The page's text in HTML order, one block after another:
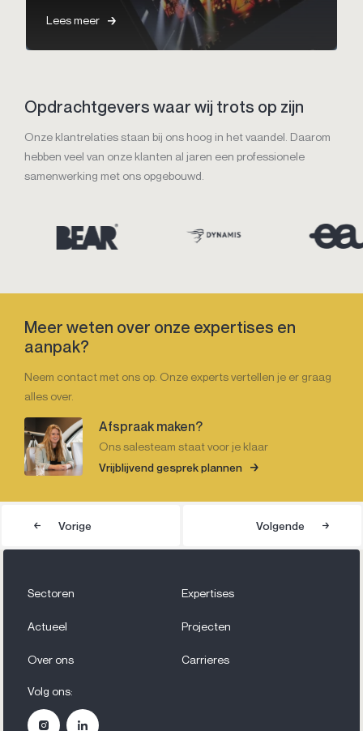
Lees meer
Opdrachtgevers waar wij trots op zijn
Onze klantrelaties staan bij ons hoog in het vaandel. Daarom
hebben veel van onze klanten al jaren een professionele
samenwerking met ons opgebouwd.
Meer weten over onze expertises en
aanpak?
Neem contact met ons op. Onze experts vertellen je er graag
alles over.
Afspraak maken?
Ons salesteam staat voor je klaar
Vrijblijvend gesprek plannen
Vorige Volgende
Sectoren Expertises
Actueel Projecten
Over ons Carrieres
Volg ons: